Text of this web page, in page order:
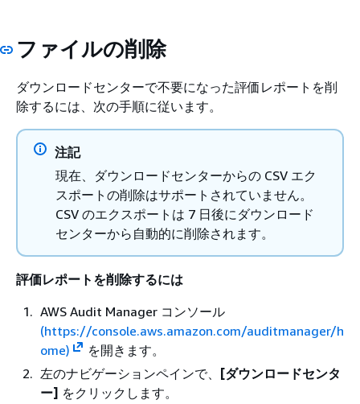
ファイルの削除
ダウンロードセンターで不要になった評価レポートを削
除するには、次の手順に従います。
注記
現在、ダウンロードセンターからの CSV エク
スポートの削除はサポートされていません。
CSV のエクスポートは 7 日後にダウンロード
センターから自動的に削除されます。
評価レポートを削除するには
AWS Audit Manager コンソール
(https://console.aws.amazon.com/auditmanager/h
ome)
を開きます。
左のナビゲーションペインで、 [ダウンロードセンタ
ー] をクリックします。